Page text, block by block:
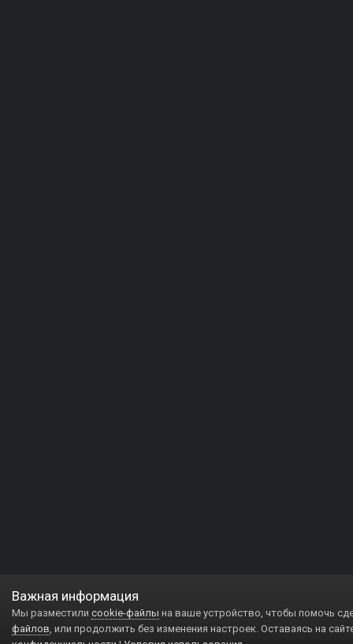
Важная информация
Мы разместили cookie-файлы на ваше устройство, чтобы помочь
файлов, или продолжить без изменения настроек. Оставаясь на